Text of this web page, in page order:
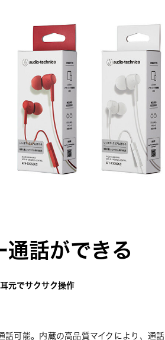
話ができる
元でサクサク操作
可能。内蔵の高品質マイクにより、通